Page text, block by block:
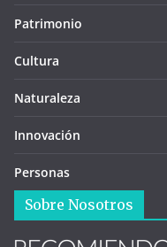
Patrimonio
Cultura
Naturaleza
Innovación
Personas
Sobre Nosotros